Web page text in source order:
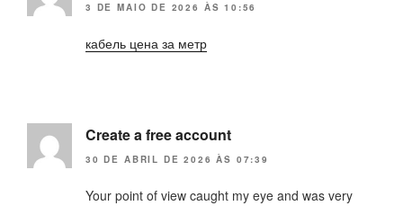
3 DE MAIO DE 2026 ÀS 10:56
кабель цена за метр
Create a free account
30 DE ABRIL DE 2026 ÀS 07:39
Your point of view caught my eye and was very